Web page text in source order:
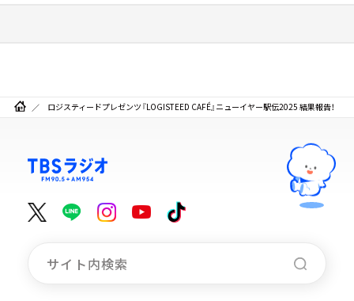
ロジスティードプレゼンツ『LOGISTEED CAFÉ』ニューイヤー駅伝2025 結果報告！